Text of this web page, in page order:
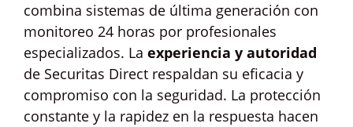
combina sistemas de última generación con
monitoreo 24 horas por profesionales
especializados. La experiencia y autoridad
de Securitas Direct respaldan su eficacia y
compromiso con la seguridad. La protección
constante y la rapidez en la respuesta hacen